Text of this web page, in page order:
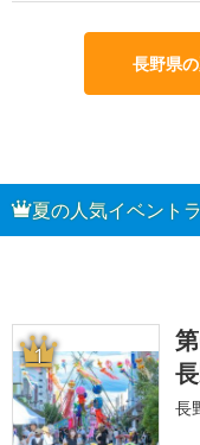
長野県
夏の人気イベント
1
長